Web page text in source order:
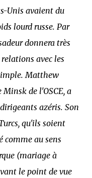
Unis avaient du
lourd russe. Par
donnera très
avec les
Matthew
de l'OSCE, a
azéris. Son
qu'ils soient
comme au sens
(mariage à
le point de vue